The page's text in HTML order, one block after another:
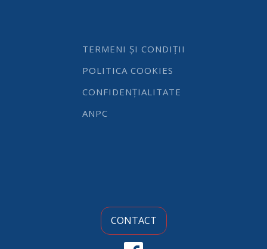
TERMENI ȘI CONDIȚII
POLITICA COOKIES
CONFIDENȚIALITATE
ANPC
CONTACT